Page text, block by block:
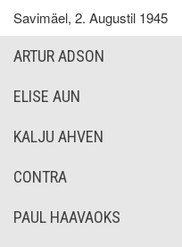
Savimäel, 2. Augustil 1945
ARTUR ADSON
ELISE AUN
KALJU AHVEN
CONTRA
PAUL HAAVAOKS